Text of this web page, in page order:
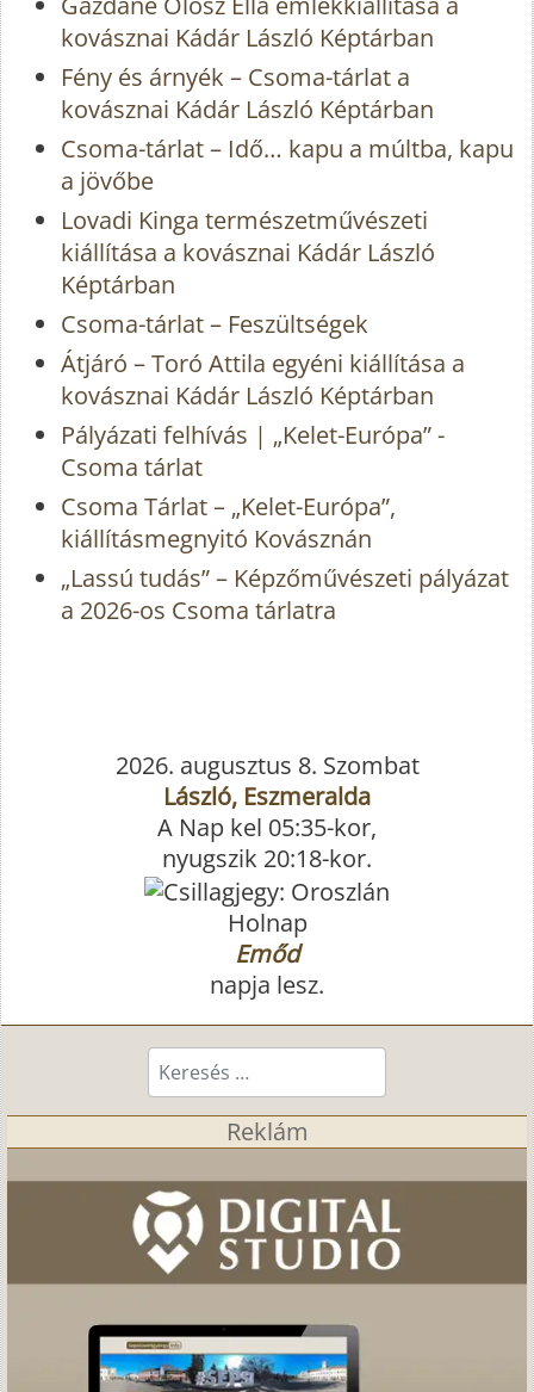
kovásznai Kádár László Képtárban
Fény és árnyék – Csoma-tárlat a
kovásznai Kádár László Képtárban
Csoma-tárlat – Idő… kapu a múltba, kapu
a jövőbe
Lovadi Kinga természetművészeti
kiállítása a kovásznai Kádár László
Képtárban
Csoma-tárlat – Feszültségek
Átjáró – Toró Attila egyéni kiállítása a
kovásznai Kádár László Képtárban
Pályázati felhívás | „Kelet-Európa” -
Csoma tárlat
Csoma Tárlat – „Kelet-Európa”,
kiállításmegnyitó Kovásznán
„Lassú tudás” – Képzőművészeti pályázat
a 2026-os Csoma tárlatra
2026. augusztus 8. Szombat
László, Eszmeralda
A Nap kel 05:35-kor,
nyugszik 20:18-kor.
Holnap
Emőd
napja lesz.
Keresés...
Reklám